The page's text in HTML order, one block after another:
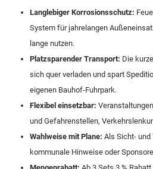
Langlebiger Korrosionsschutz:
System für jahrelangen
lange nutzen.
Platzsparender Transport: Die
sich quer verladen und spart
eigenen Bauhof-Fuhrpark.
Flexibel einsetzbar:
und Gefahrenstellen,
Wahlweise mit Plane: Als Sicht-
kommunale Hinweise oder